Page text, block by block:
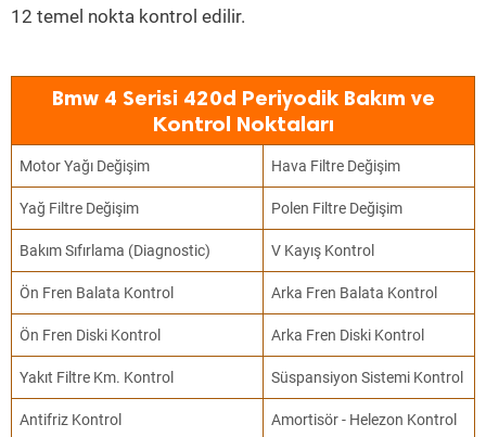
12 temel nokta kontrol edilir.
Bmw 4 Serisi 420d Periyodik Bakım ve
Kontrol Noktaları
Motor Yağı Değişim Hava Filtre Değişim
Yağ Filtre Değişim Polen Filtre Değişim
Bakım Sıfırlama (Diagnostic) V Kayış Kontrol
Ön Fren Balata Kontrol Arka Fren Balata Kontrol
Ön Fren Diski Kontrol Arka Fren Diski Kontrol
Yakıt Filtre Km. Kontrol Süspansiyon Sistemi Kontrol
Antifriz Kontrol Amortisör - Helezon Kontrol